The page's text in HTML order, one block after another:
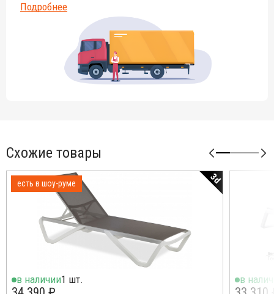
Подробнее
Схожие товары
есть в шоу-руме 3d
в наличии1 шт. в